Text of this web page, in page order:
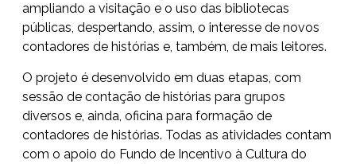
ampliando a visitação e o uso das bibliotecas
públicas, despertando, assim, o interesse de novos
contadores de histórias e, também, de mais leitores.
O projeto é desenvolvido em duas etapas, com
sessão de contação de histórias para grupos
diversos e, ainda, oficina para formação de
contadores de histórias. Todas as atividades contam
com o apoio do Fundo de Incentivo à Cultura do